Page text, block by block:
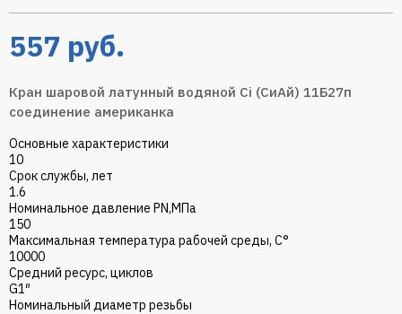
557 руб.
Кран шаровой латунный водяной Ci (СиАй) 11Б27п
соединение американка
Основные характеристики
10
Срок службы, лет
1.6
Номинальное давление PN,МПа
150
Максимальная температура рабочей среды, С°
10000
Средний ресурс, циклов
G1″
Номинальный диаметр резьбы